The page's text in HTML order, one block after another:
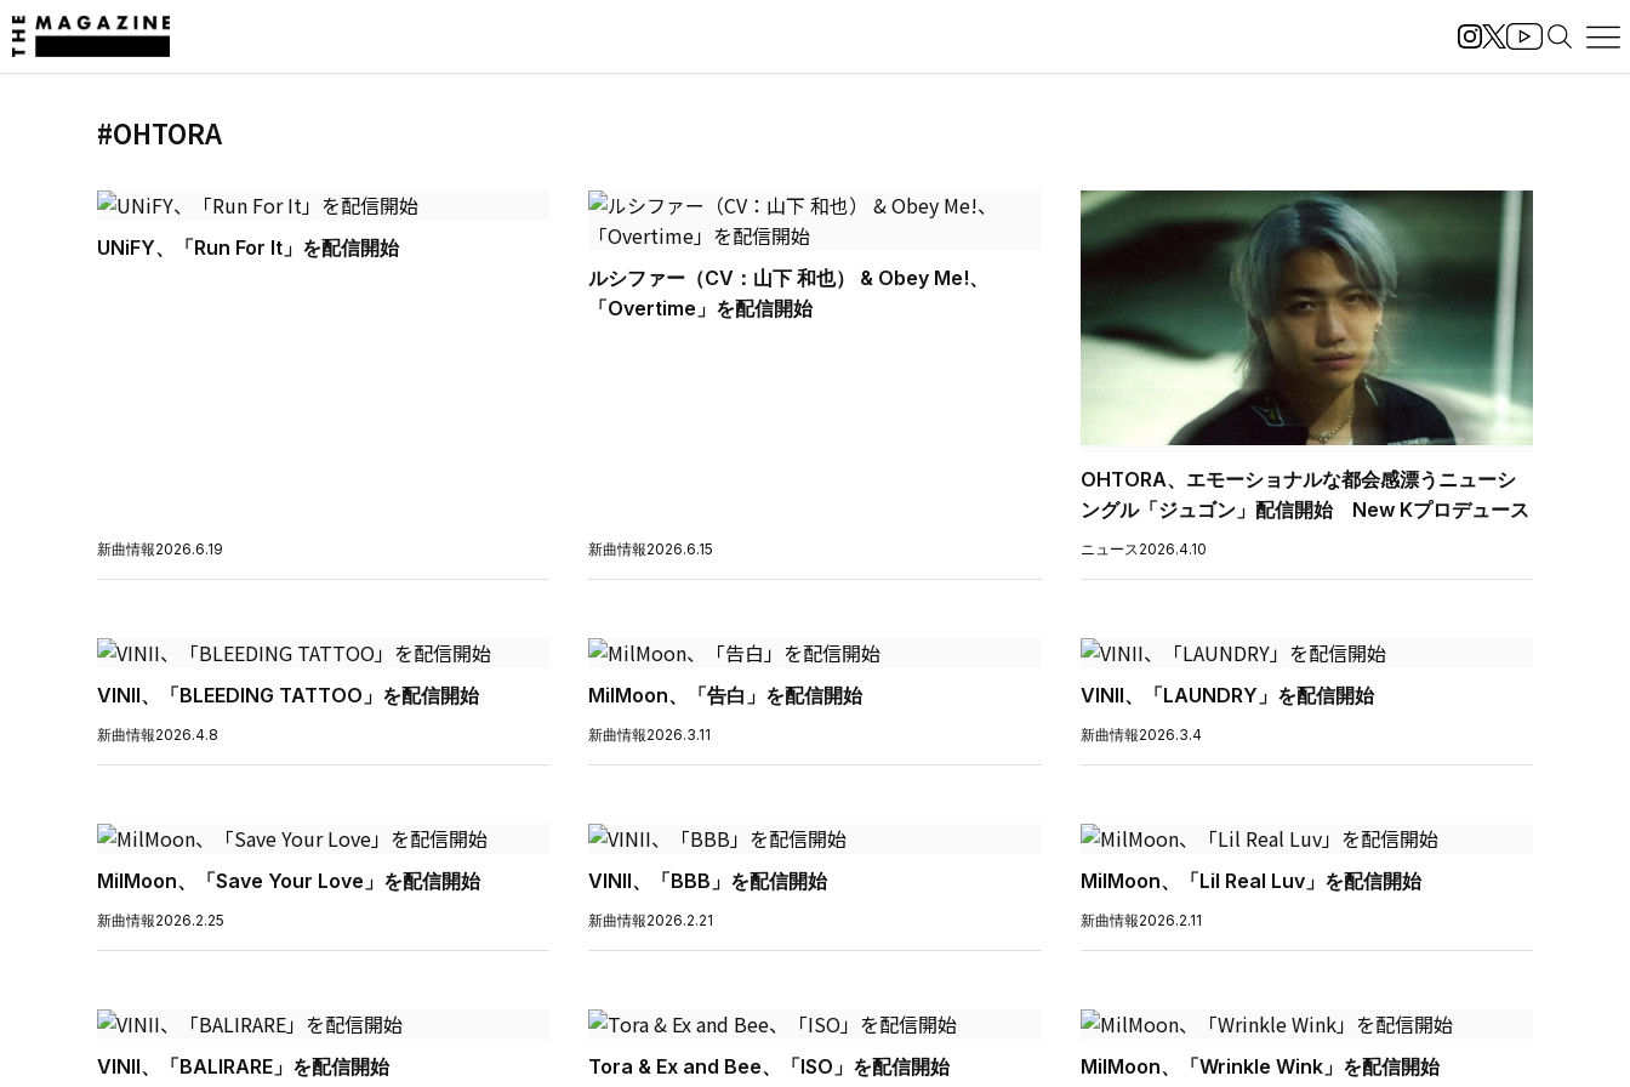
#OHTORA
UNiFY、「Run For It」を配信開始
新曲情報2026.6.19
ルシファー（CV：山下 和也） & Obey Me!、
「Overtime」を配信開始
新曲情報2026.6.15
OHTORA、エモーショナルな都会感漂うニューシ
ングル「ジュゴン」配信開始 New Kプロデュース
ニュース 2026.4.10
VINII、「BLEEDING TATTOO」を配信開始
新曲情報2026.4.8
MilMoon、「告白」を配信開始
新曲情報2026.3.11
VINII、「LAUNDRY」を配信開始
新曲情報2026.3.4
MilMoon、「Save Your Love」を配信開始
新曲情報2026.2.25
VINII、「BBB」を配信開始
新曲情報2026.2.21
MilMoon、「Lil Real Luv」を配信開始
新曲情報2026.2.11
VINII、「BALIRARE」を配信開始 Tora & Ex and Bee、「ISO」を配信開始 MilMoon、「Wrinkle Wink」を配信開始